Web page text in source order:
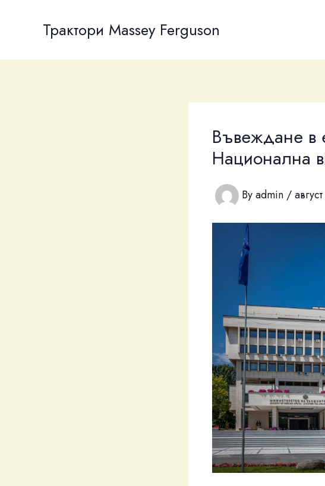
Трактори Massey Ferguson
Въвеждане в
Национална
Byadmin /